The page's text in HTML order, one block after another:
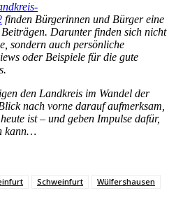
finden Bürgerinnen und Bürger eine
Darunter finden sich nicht
sondern auch persönliche
oder Beispiele für die gute
den Landkreis im Wandel der
nach vorne darauf aufmerksam,
ist – und geben Impulse dafür,
kann…
Schweinfurt Wülfershausen